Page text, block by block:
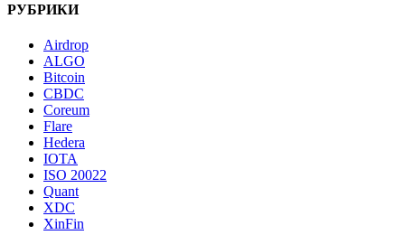
РУБРИКИ
Airdrop
ALGO
Bitcoin
CBDC
Coreum
Flare
Hedera
IOTA
ISO 20022
Quant
XDC
XinFin